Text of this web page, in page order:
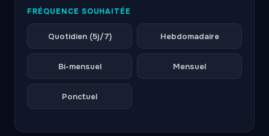
FRÉQUENCE SOUHAITÉE
Quotidien (5j/7) Hebdomadaire
Bi-mensuel Mensuel
Ponctuel